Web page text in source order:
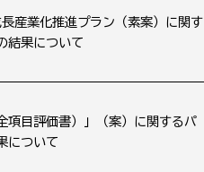
産業化推進プラン（素案）に関す
結果について
項目評価書）」（案）に関するパ
について